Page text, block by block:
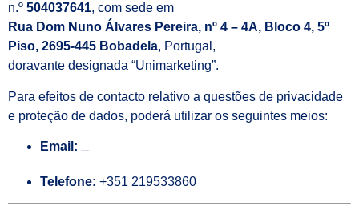
n.º 504037641, com sede em
Rua Dom Nuno Álvares Pereira, nº 4 – 4A, Bloco 4, 5º
Piso, 2695-445 Bobadela, Portugal,
doravante designada “Unimarketing”.
Para efeitos de contacto relativo a questões de privacidade
e proteção de dados, poderá utilizar os seguintes meios:
Email:
Telefone: +351 219533860